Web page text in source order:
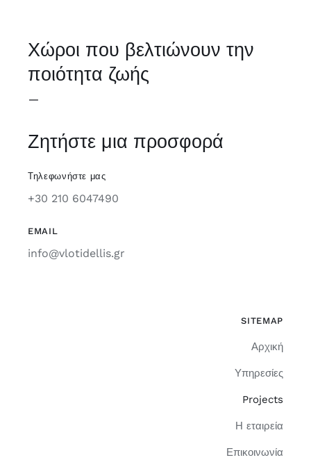
Χώροι που βελτιώνουν την
ποιότητα ζωής
–
Ζητήστε μια προσφορά
Τηλεφωνήστε μας
+30 210 6047490
EMAIL
info@vlotidellis.gr
SITEMAP
Αρχική
Υπηρεσίες
Projects
Η εταιρεία
Επικοινωνία